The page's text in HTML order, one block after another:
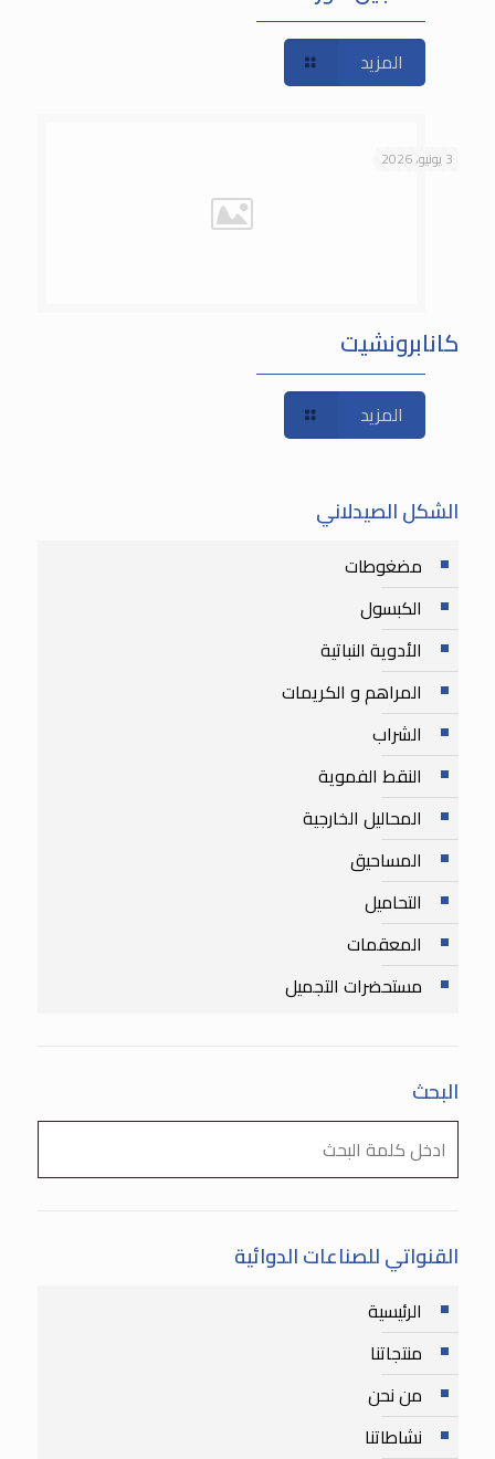
المزيد
3 يونيو، 2026
كانابرونشيت
المزيد
الشكل الصيدلاني
مضغوطات
الكبسول
الأدوية النباتية
المراهم و الكريمات
الشراب
النقط الفموية
المحاليل الخارجية
المساحيق
التحاميل
المعقمات
مستحضرات التجميل
البحث
القنواتي للصناعات الدوائية
الرئيسية
منتجاتنا
من نحن
نشاطاتنا